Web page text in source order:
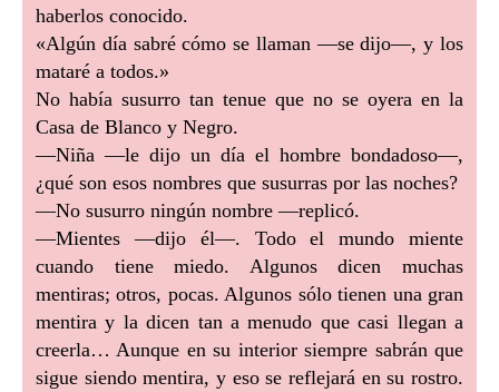
haberlos conocido.
«Algún día sabré cómo se llaman —se dijo—, y los
mataré a todos.»
No había susurro tan tenue que no se oyera en la
Casa de Blanco y Negro.
—Niña —le dijo un día el hombre bondadoso—,
¿qué son esos nombres que susurras por las noches?
—No susurro ningún nombre —replicó.
—Mientes —dijo él—. Todo el mundo miente
cuando tiene miedo. Algunos dicen muchas
mentiras; otros, pocas. Algunos sólo tienen una gran
mentira y la dicen tan a menudo que casi llegan a
creerla… Aunque en su interior siempre sabrán que
sigue siendo mentira, y eso se reflejará en su rostro.